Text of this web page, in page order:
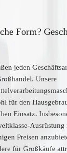
Form?
jeden
Unsere
für den
Einsatz.
Ausrüstung
Preisen
für Großkäufe